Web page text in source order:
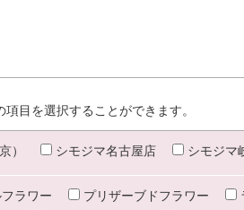
目を選択することができます。
） シモジマ名古屋店 シモジマ
ラワー プリザーブドフラワー